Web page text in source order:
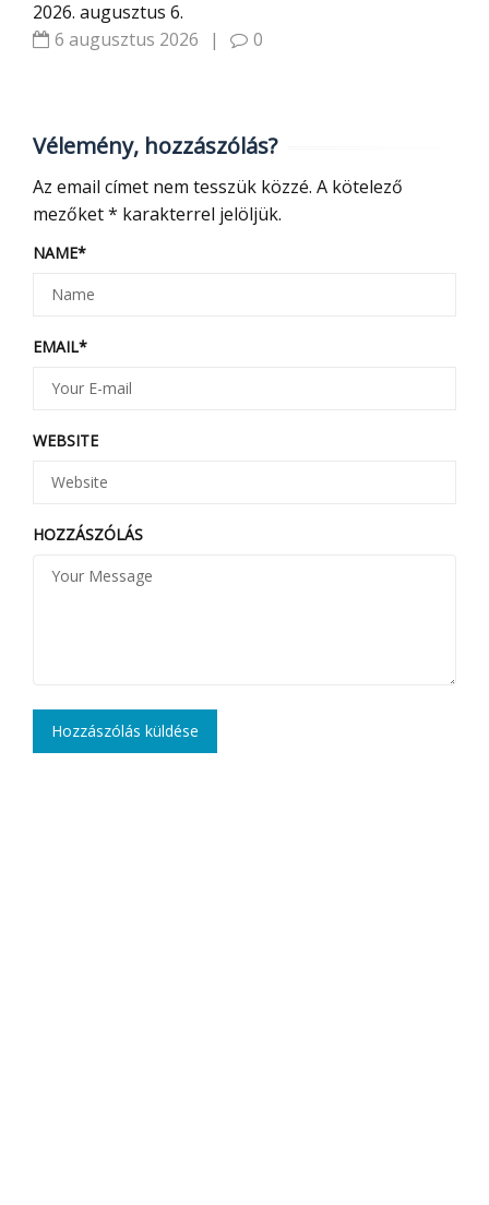
2026. augusztus 6.
6 augusztus 2026
| 0
Vélemény, hozzászólás?
Az email címet nem tesszük közzé. A kötelező
mezőket* karakterrel jelöljük.
NAME*
EMAIL*
WEBSITE
HOZZÁSZÓLÁS